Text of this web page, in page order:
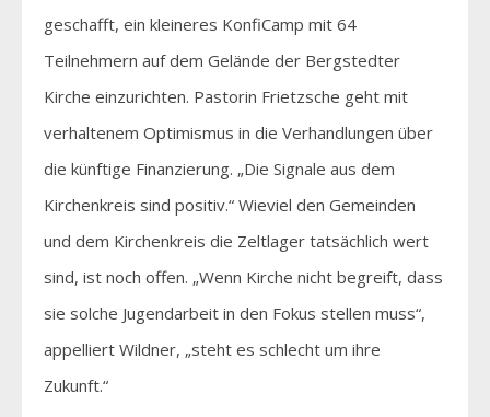
geschafft, ein kleineres KonfiCamp mit 64
Teilnehmern auf dem Gelände der Bergstedter
Kirche einzurichten. Pastorin Frietzsche geht mit
verhaltenem Optimismus in die Verhandlungen über
die künftige Finanzierung. „Die Signale aus dem
Kirchenkreis sind positiv.“ Wieviel den Gemeinden
und dem Kirchenkreis die Zeltlager tatsächlich wert
sind, ist noch offen. „Wenn Kirche nicht begreift, dass
sie solche Jugendarbeit in den Fokus stellen muss“,
appelliert Wildner, „steht es schlecht um ihre
Zukunft.“